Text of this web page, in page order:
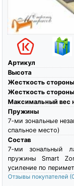
Артикул
Высота
Жесткость стороны
Жесткость
Максимальный вес
Пружины
7-ми зональные
спальное место)
Состав
7-ми зональный
пружины Smart
усиление по
Отзывы покупателей